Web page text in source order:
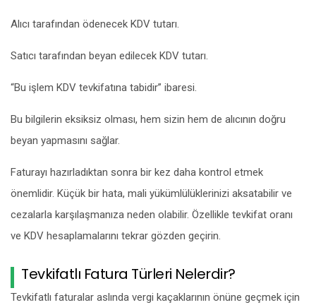
Alıcı tarafından ödenecek KDV tutarı.
Satıcı tarafından beyan edilecek KDV tutarı.
“Bu işlem KDV tevkifatına tabidir” ibaresi.
Bu bilgilerin eksiksiz olması, hem sizin hem de alıcının doğru
beyan yapmasını sağlar.
Faturayı hazırladıktan sonra bir kez daha kontrol etmek
önemlidir. Küçük bir hata, mali yükümlülüklerinizi aksatabilir ve
cezalarla karşılaşmanıza neden olabilir. Özellikle tevkifat oranı
ve KDV hesaplamalarını tekrar gözden geçirin.
Tevkifatlı Fatura Türleri Nelerdir?
Tevkifatlı faturalar aslında vergi kaçaklarının önüne geçmek için